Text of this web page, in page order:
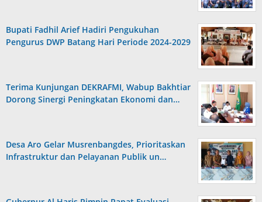
Bupati Fadhil Arief Hadiri Pengukuhan
Pengurus DWP Batang Hari Periode 2024-2029
Terima Kunjungan DEKRAFMI, Wabup Bakhtiar
Dorong Sinergi Peningkatan Ekonomi dan…
Desa Aro Gelar Musrenbangdes, Prioritaskan
Infrastruktur dan Pelayanan Publik un…